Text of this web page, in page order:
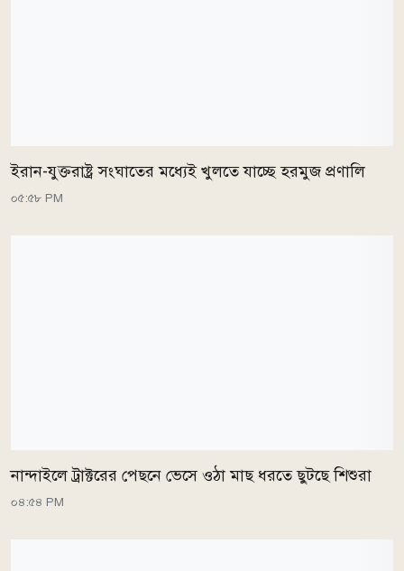
ইরান-যুক্তরাষ্ট্র সংঘাতের মধ্যেই খুলতে যাচ্ছে হরমুজ প্রণালি
০৫:৫৮ PM
নান্দাইলে ট্রাক্টরের পেছনে ভেসে ওঠা মাছ ধরতে ছুটছে শিশুরা
০৪:৫৪ PM